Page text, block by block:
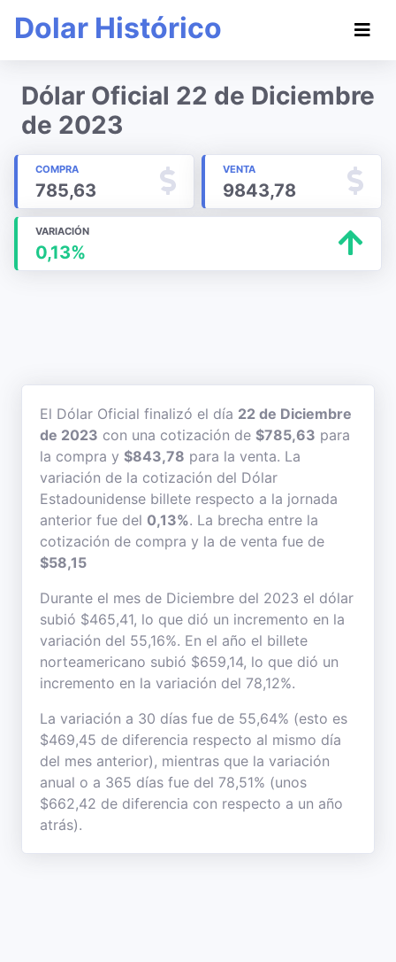
Dolar Histórico
Dólar Oficial 22 de Diciembre
de 2023
COMPRA
785,63
VENTA
9843,78
VARIACIÓN
0,13%
El Dólar Oficial finalizó el día 22 de Diciembre
de 2023 con una cotización de $785,63 para
la compra y $843,78 para la venta. La
variación de la cotización del Dólar
Estadounidense billete respecto a la jornada
anterior fue del 0,13%. La brecha entre la
cotización de compra y la de venta fue de
$58,15
Durante el mes de Diciembre del 2023 el dólar
subió $465,41, lo que dió un incremento en la
variación del 55,16%. En el año el billete
norteamericano subió $659,14, lo que dió un
incremento en la variación del 78,12%.
La variación a 30 días fue de 55,64% (esto es
$469,45 de diferencia respecto al mismo día
del mes anterior), mientras que la variación
anual o a 365 días fue del 78,51% (unos
$662,42 de diferencia con respecto a un año
atrás).